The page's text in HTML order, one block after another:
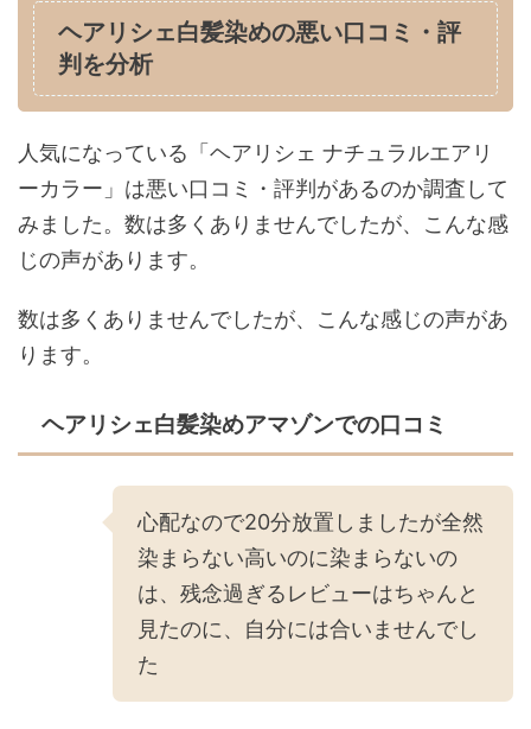
ヘアリシェ白髪染めの悪い口コミ・評
判を分析
人気になっている「ヘアリシェ ナチュラルエアリ
ーカラー」は悪い口コミ・評判があるのか調査して
みました。数は多くありませんでしたが、こんな感
じの声があります。
数は多くありませんでしたが、こんな感じの声があ
ります。
ヘアリシェ白髪染めアマゾンでの口コミ
心配なので20分放置しましたが全然
染まらない高いのに染まらないの
は、残念過ぎるレビューはちゃんと
見たのに、自分には合いませんでし
た